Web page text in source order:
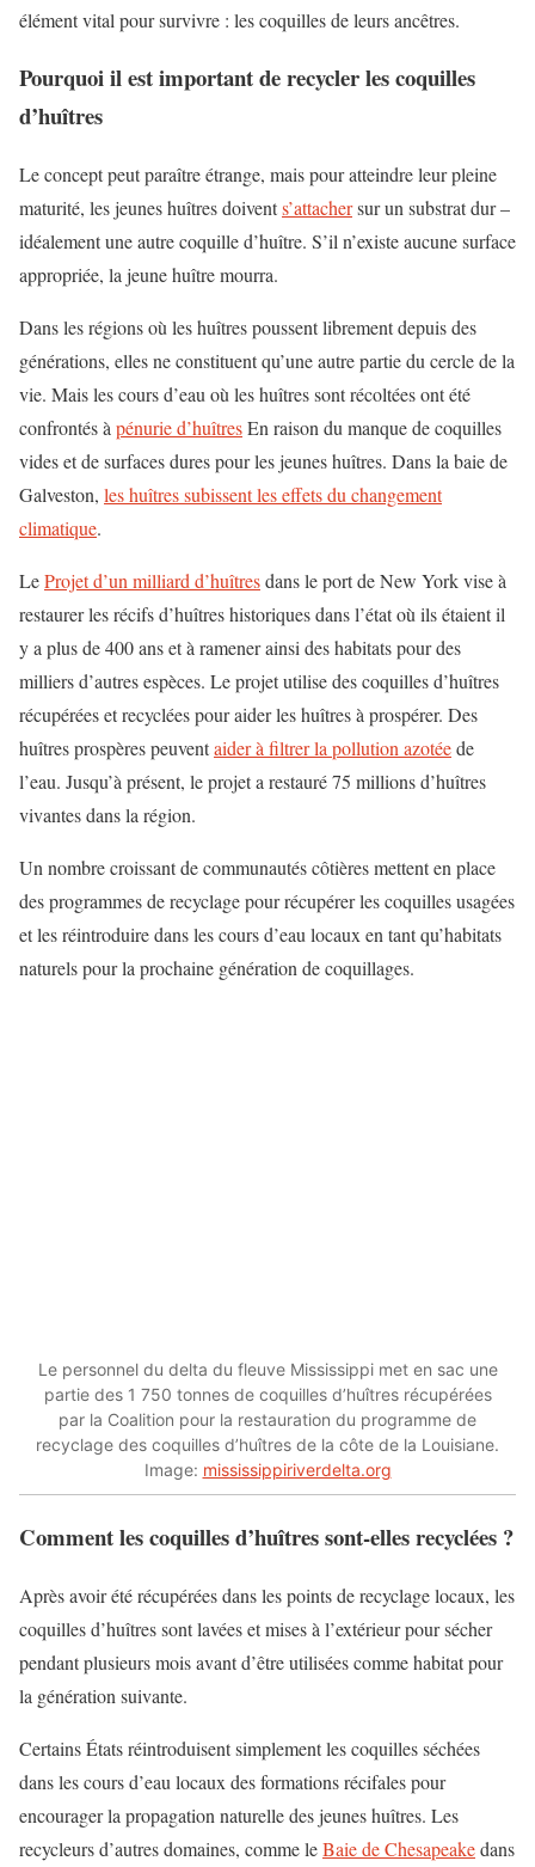
élément vital pour survivre : les coquilles de leurs ancêtres.
Pourquoi il est important de recycler les coquilles
d’huîtres
Le concept peut paraître étrange, mais pour atteindre leur pleine
maturité, les jeunes huîtres doivents’attachersur un substrat dur –
idéalement une autre coquille d’huître. S’il n’existe aucune surface
appropriée, la jeune huître mourra.
Dans les régions où les huîtres poussent librement depuis des
générations, elles ne constituent qu’une autre partie du cercle de la
vie. Mais les cours d’eau où les huîtres sont récoltées ont été
confrontés à pénurie d’huîtresEn raison du manque de coquilles
vides et de surfaces dures pour les jeunes huîtres. Dans la baie de
Galveston, les huîtres subissent les effets du changement
climatique.
LeProjet d’un milliard d’huîtresdans le port de New York vise à
restaurer les récifs d’huîtres historiques dans l’état où ils étaient il
y a plus de 400 ans et à ramener ainsi des habitats pour des
milliers d’autres espèces. Le projet utilise des coquilles d’huîtres
récupérées et recyclées pour aider les huîtres à prospérer. Des
huîtres prospères peuventaider à filtrer la pollution azotéede
l’eau. Jusqu’à présent, le projet a restauré 75 millions d’huîtres
vivantes dans la région.
Un nombre croissant de communautés côtières mettent en place
des programmes de recyclage pour récupérer les coquilles usagées
et les réintroduire dans les cours d’eau locaux en tant qu’habitats
naturels pour la prochaine génération de coquillages.
Le personnel du delta du fleuve Mississippi met en sac une
partie des 1 750 tonnes de coquilles d’huîtres récupérées
par la Coalition pour la restauration du programme de
recyclage des coquilles d’huîtres de la côte de la Louisiane.
Image: mississippiriverdelta.org
Comment les coquilles d’huîtres sont-elles recyclées ?
Après avoir été récupérées dans les points de recyclage locaux, les
coquilles d’huîtres sont lavées et mises à l’extérieur pour sécher
pendant plusieurs mois avant d’être utilisées comme habitat pour
la génération suivante.
Certains États réintroduisent simplement les coquilles séchées
dans les cours d’eau locaux des formations récifales pour
encourager la propagation naturelle des jeunes huîtres. Les
recycleurs d’autres domaines, comme leBaie de Chesapeakedans